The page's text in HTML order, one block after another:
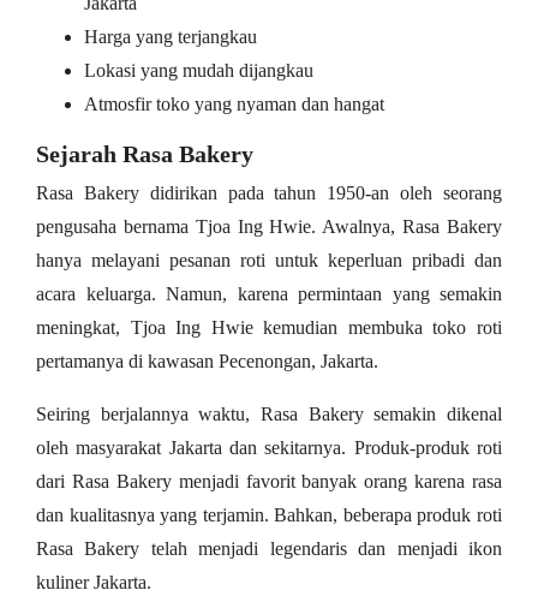
Harga yang terjangkau
Lokasi yang mudah dijangkau
Atmosfir toko yang nyaman dan hangat
Sejarah Rasa Bakery
Rasa Bakery didirikan pada tahun 1950-an oleh seorang
pengusaha bernama Tjoa Ing Hwie. Awalnya, Rasa Bakery
hanya melayani pesanan roti untuk keperluan pribadi dan
acara keluarga. Namun, karena permintaan yang semakin
meningkat, Tjoa Ing Hwie kemudian membuka toko roti
pertamanya di kawasan Pecenongan, Jakarta.
Seiring berjalannya waktu, Rasa Bakery semakin dikenal
oleh masyarakat Jakarta dan sekitarnya. Produk-produk roti
dari Rasa Bakery menjadi favorit banyak orang karena rasa
dan kualitasnya yang terjamin. Bahkan, beberapa produk roti
Rasa Bakery telah menjadi legendaris dan menjadi ikon
kuliner Jakarta.